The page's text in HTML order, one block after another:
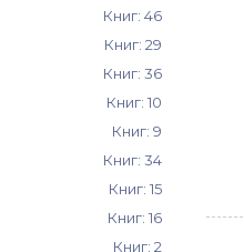
Книг: 46
Книг: 29
Книг: 36
Книг: 10
Книг: 9
Книг: 34
Книг: 15
Книг: 16
Книг: 2